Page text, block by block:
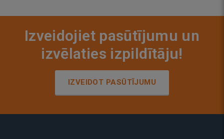
Izveidojiet pasūtījumu un
izvēlaties izpildītāju!
IZVEIDOT PASŪTĪJUMU